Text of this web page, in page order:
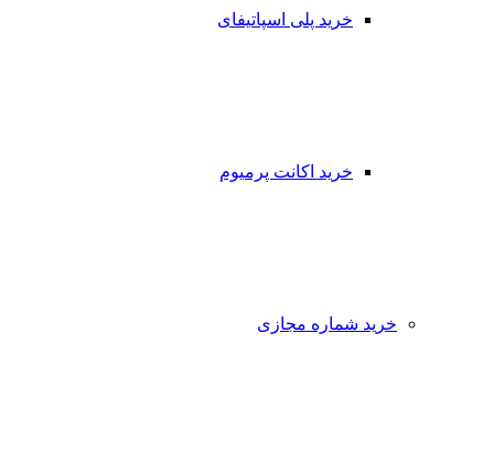
خرید پلی اسپاتیفای
خرید اکانت پرمیوم
خرید شماره مجازی